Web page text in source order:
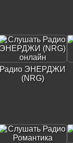
Радио ЭНЕРДЖИ
(NRG)